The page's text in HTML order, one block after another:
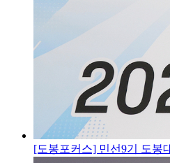
[도봉포커스] 민선9기 도봉